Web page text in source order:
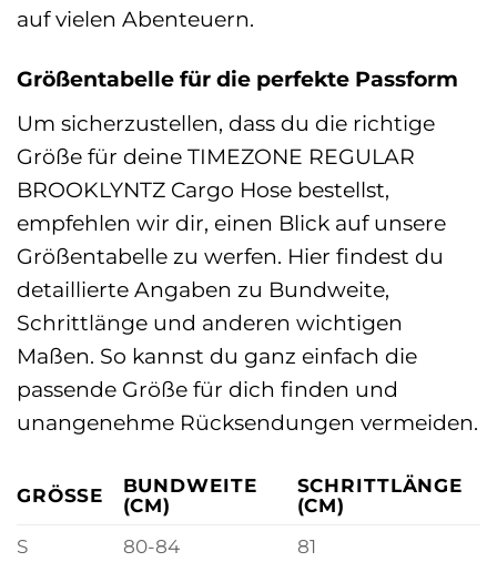
auf vielen Abenteuern.
Größentabelle für die perfekte Passform
Um sicherzustellen, dass du die richtige
Größe für deine TIMEZONE REGULAR
BROOKLYNTZ Cargo Hose bestellst,
empfehlen wir dir, einen Blick auf unsere
Größentabelle zu werfen. Hier findest du
detaillierte Angaben zu Bundweite,
Schrittlänge und anderen wichtigen
Maßen. So kannst du ganz einfach die
passende Größe für dich finden und
unangenehme Rücksendungen vermeiden.
GRÖSSE
BUNDWEITE
(CM)
SCHRITTLÄNGE
(CM)
S
80-84 81